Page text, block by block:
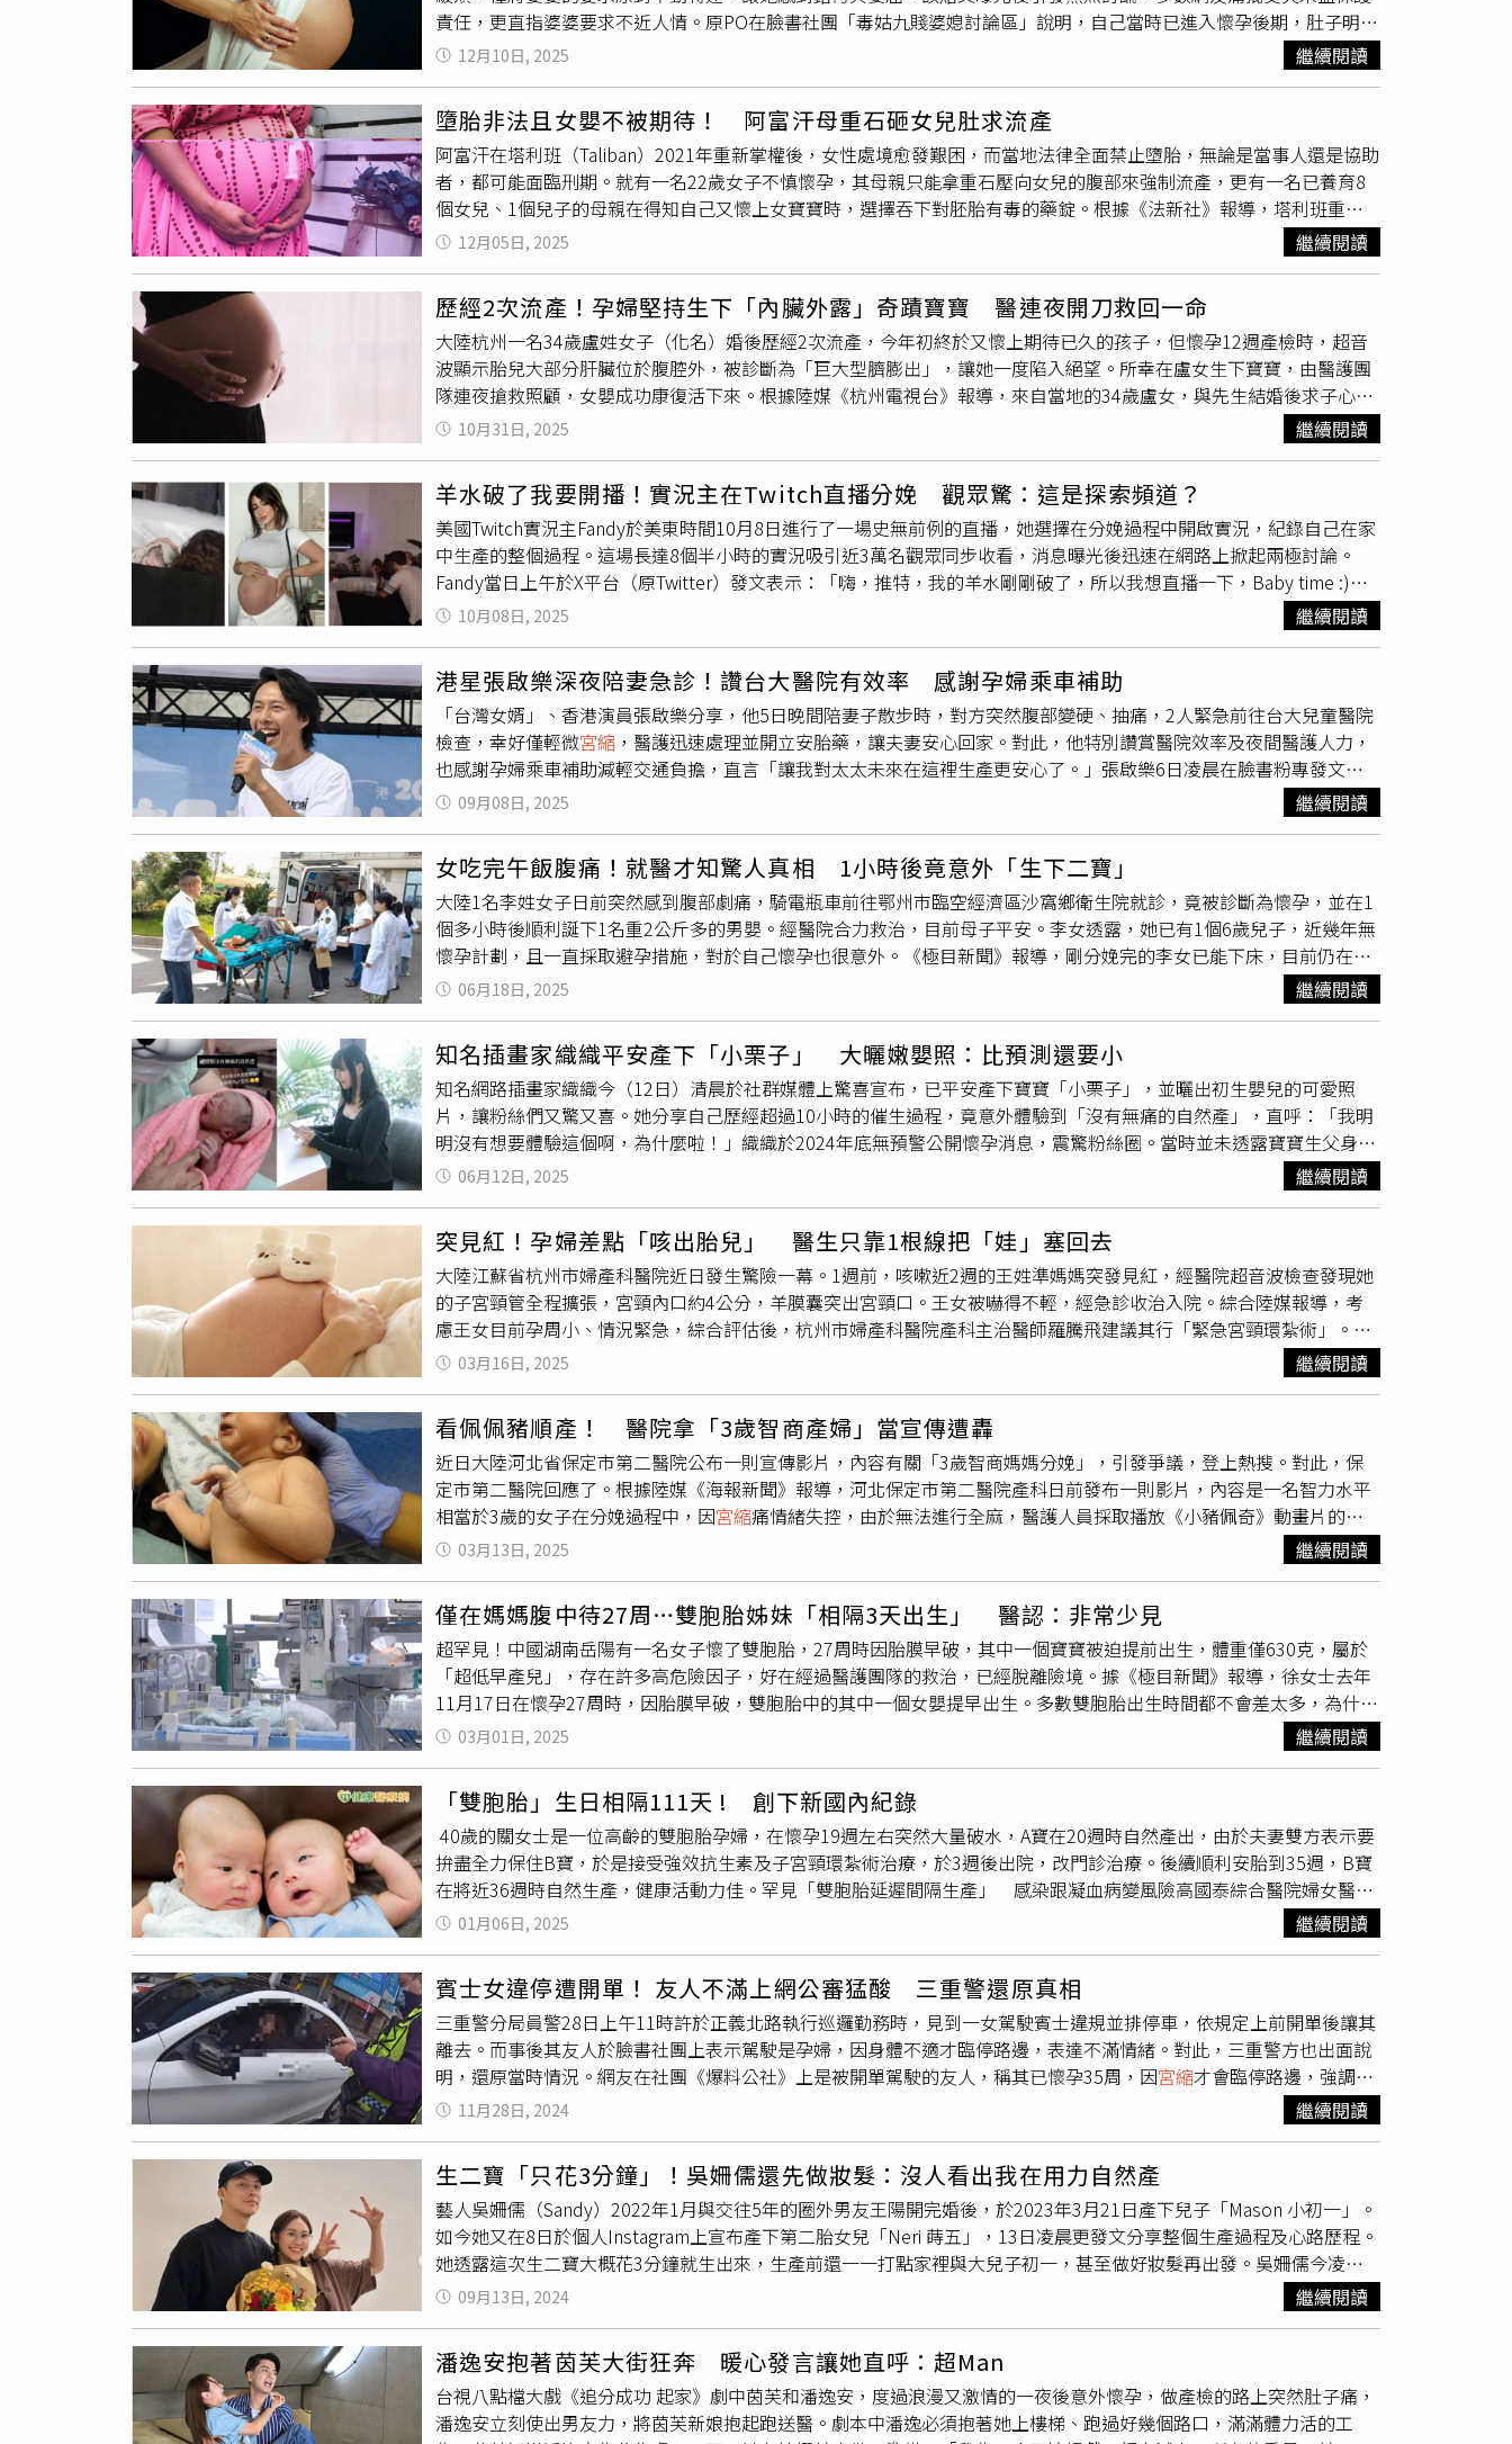
的研究顯示，藥物對於孕婦、胎兒存在危害。X級：禁用，研究顯示對於胎兒、孕婦皆存在風險，而且危害大於風險。
關於備孕及懷孕時感冒，常見3個疑問一次解析！ Ｑ.若服用了感冒藥才發現懷孕怎麼辦？王儷璇解釋，其實女性和媽媽
們不用過於擔心，一般而言，多數常見感冒藥對於生理以及胎兒健康影響不大，不過建議再回診時可保留藥單提供給婦
產科醫師作爲參考及評估。Ｑ.除了透過飲食、補充保健品，還能如何增加保護力？預防勝於治療，完整接種疫苗是降低
感染後重症風險的關鍵，包括每年定期接種流感疫苗、準媽媽在懷孕28至36週時建議接種百日咳疫苗，另外也可維持新
冠疫苗追加劑的更新等，以降低重症風險。Ｑ.懷孕時感染流感，可能更嚴重嗎？是的，孕婦是流感的高危險族群之一，
其中，研究也顯示，孕婦感染流感的重症風險是一般人的4至5倍，主要因懷孕期間生理機能、免疫系統等改變，會讓風
險比一般人顯著增加，因此平時應做好防護工作（包括接種疫苗），若出現發燒、呼吸困難等症狀時，應立即就醫。王
儷璇也提到，懷孕會引發顯著的心肺與免疫系統變化，包括心率增加、肺容積減少以及免疫反應的改變，這些變化提高
了發生嚴重流感後果的易感性，例如：住院、入住加護病房 (ICU)、呼吸衰竭及死亡。 備孕和懷孕期間感冒必5大的居家
照護！1.持續補充營養素：無論備孕或懷孕期間最重要就是維持良好的生理環境以及胎兒生長環境，因此應持續補充葉
酸、維生素D等營養素，維持免疫力。2.呼吸道以及喉嚨照護：像善用生理食鹽水洗鼻，減輕鼻塞等不適症狀，睡覺時也
可墊高枕頭，減少鼻涕倒流引發的夜間咳嗽；另外也可使用溫鹽水漱口，降低喉嚨發炎反應，並保持室內一定濕度，減
少氣管敏感的機率。3.多補充水分：建議每天飲用2000c.c.以上的溫水，並以少量多次補充，但若本身心臟、腎臟有問
題，建議尋求專業的醫師或營養師。4.維持充足睡眠：睡眠對於抵抗病毒、維持免疫力也有幫助，建議每日可保持 7至9
小時睡眠較佳。5.清淡且均衡飲食：王儷璇提醒，建議以「原型食物」作為日常飲食原則，包括鮭魚、鱈魚、牛奶、豆
漿等蛋白質飲食，搭配富含天然維生素C的芭樂、奇異果以及蔬菜等，以維持體能補充。資料來源：臺灣大學醫學院附
設醫院-衛教資料Pregnancy Medications
命。因此，對於超高齡生育，醫界普遍持審慎態度，並強調需進行完整評估與嚴密醫療監護。
責任，更直指婆婆要求不近人情。原PO在臉書社團「毒姑九賤婆媳討論區」說明，自己當時已進入懷孕後期，肚子明顯
隆起，行動重心不穩，加上家中樓梯狹小又陡峭，若進行打掃，極有可能發生跌倒意外。她表示，並不認為懷孕就必須
完全停止做家事，但掃樓梯屬於高風險動作，在臨盆階段尤其不適合，卻仍被要求負責整棟樓的清潔，讓她內心相當不
安。她也提到，該項要求並非婆婆親口向她提出，而是由丈夫「轉達」，但過程中並未替她考量身體狀況，也未主動表
示願意代為處理，形同默認此事為她應盡的責任。原PO無奈表示，對於丈夫未能站在保護妻子與胎兒的立場發聲，感到
相當失望。貼文一出，立即湧入大量網友留言，多數回應皆力挺原PO，認為丈夫與婆婆的做法欠缺基本體諒。有人怒
批：「妳老公沒手嗎？不會自己去掃？」「38週還叫人掃樓梯，是不怕出事嗎？」也有網友直言：「這不是家務問題，
而是安全問題。」部分網友指出，樓梯清潔涉及上下移動、彎腰與重心不穩，對孕婦而言風險極高，建議原PO應直接拒
絕，以免發生不可挽回的後果。亦有留言表示：「拒絕不等於不孝，是對自己與孩子負責。」「如果連這點都不替妳
擋，那以後只會更糟。」另有不少網友分享自身經驗，提及曾在孕期被要求搬重物、清洗高處、長時間站立，結果導致
宮縮或受傷，直言孕期後段應以安全為首要，家務責任本應由家中其他成員共同分擔。也有少數人持不同看法，認為若
孕婦身體狀況允許，從事簡單家務未必不妥，但仍多數共識認為，「掃樓梯」並非輕度勞動，更不適合臨盆在即的孕婦
從事。該篇貼文持續發酵，也引發網友對夫妻責任、婆媳權力結構與孕期勞動界線的討論。有留言直指，真正的問題並
不在於「掃不掃」，而在於家中是否有人願意承擔責任，以及是否將孕婦的安全放在第一位。
12月10日, 2025 繼續閱讀
墮胎非法且女嬰不被期待！ 阿富汗母重石砸女兒肚求流產
阿富汗在塔利班（Taliban）2021年重新掌權後，女性處境愈發艱困，而當地法律全面禁止墮胎，無論是當事人還是協助
者，都可能面臨刑期。就有一名22歲女子不慎懷孕，其母親只能拿重石壓向女兒的腹部來強制流產，更有一名已養育8
個女兒、1個兒子的母親在得知自己又懷上女寶寶時，選擇吞下對胚胎有毒的藥錠。根據《法新社》報導，塔利班重掌
政權後，阿富汗女性被禁止讀中學、大學，也不能從事大部分工作，導致女性在家庭中的價值大幅降低。一名35歲婦女
芭哈拉（Bahara）表示，她已經生了4個女兒，日前她又懷上孩子，失業的丈夫命令她「想辦法」，擔心又有第5個女
孩，至少還能上學、工作。」芭哈拉說，一名醫師以「如果有人發現，我們全都會坐牢」為由拒絕她，於是她聽從鄰居
建議，花費約2美元買了一種由錦葵類植物製成、能引發 宮縮的草藥茶，沒想到她喝下後大量出血，送醫時謊稱是因摔
倒受傷，雖然醫護人員一看就知道不是真的，卻沒有檢舉她，醫生團隊也替她清除了胎兒殘骸，但她身體至今仍虛弱。
美國加利福尼亞州立理工大學波莫納分校（California State Polytechnic University, Pomona）民族植物學家馬安德拉德
（Guadalupe Maldonado Andrade）指出，這類植物可能「非常危險」，用法錯誤可能導致器官嚴重損傷及大量出血。
另一名女子妮薩（Nesa），已經育有8個女兒、1個兒子，在懷孕4個月後發現胚胎是女性，當時她懇求一家診所幫忙墮
胎，結果對方開價130歐元，最終她只能選擇吃下對胚胎有毒的藥錠，「我知道如果我丈夫知道了，他會把我趕出家
門，他覺得男孩更好。」22歲的瑪麗安（Mariam）因婚外情懷孕，其母親聯繫診所協助墮胎，由於對方開價太高，母親
便直接以重石砸在她的肚子上，讓她能順利流產。在阿富汗，墮胎皆是高度禁忌，不僅可能被逮捕，也可能遭社會嚴重
汙名，甚至會出現「榮譽謀殺」的殺害女性事件。儘管衛生部官員聲稱受影響女性「不多」，但醫界人士透露，政府近
來頻繁檢查醫院是否暗中進行墮胎，使婦女更不敢尋求醫療協助，反而讓「祕密墮胎」愈加普遍。報導指出，阿富汗是
全球孕產婦及嬰兒死亡率最高的國家之一，但塔利班在2024年起，便禁止年輕女性在醫學院接受助產士或護理訓練，恐
讓情況雪上加霜。阿富汗是全球孕產婦和嬰兒死亡率最高的國家之一，自去年以來，年輕女性被禁止在醫學院接受助產
士或護理師培訓。根據美國非政府組織「生育自主權中心」（Center for Reproductive Rights）數據顯示，全球僅3分
之1的女性生活在允許依需求墮胎的國家，該組織也估計，非法墮胎每年導致全球約3萬9000人死亡。
12月05日, 2025 繼續閱讀
歷經2次流產！孕婦堅持生下「內臟外露」奇蹟寶寶 醫連夜開刀救回一命
大陸杭州一名34歲盧姓女子（化名）婚後歷經2次流產，今年初終於又懷上期待已久的孩子，但懷孕12週產檢時，超音
波顯示胎兒大部分肝臟位於腹腔外，被診斷為「巨大型臍膨出」，讓她一度陷入絕望。所幸在盧女生下寶寶，由醫護團
隊連夜搶救照顧，女嬰成功康復活下來。根據陸媒《杭州電視台》報導，來自當地的34歲盧女，與先生結婚後求子心
切，但歷經2次流產，今年好不容易又懷孕，怎料，產檢發現胎兒臟器在腹腔外，她原以為必須放棄、又失去一個孩
子，所幸醫師的一句「有希望」，讓她決定勇敢生下寶寶。盧女隨後求助於杭州市兒童醫院院長、上海交通大學醫學院
附屬新華醫院小兒外科權威王俊教授。王俊指出，盧女的狀況是臍膨出，胚胎6至10週腹壁發育不全所致的先天性畸
形，腹腔器官會從缺口突出，僅以薄膜包覆。若能排除染色體異常與其他重大缺陷，可透過手術治療。醫院隨即組成多
學科醫療團隊，由產科、母胎醫學、新生兒外科及麻醉科專家共同照護。盧女懷孕期間狀況穩定，預定在孕37週進行剖
腹產，未料手術前一晚盧女突然出現宮縮，團隊緊急啟動搶救。手術過程中，嬰兒出生後哭聲微弱、膚色發紺，經吸痰
與正壓通氣後狀況好轉。僅19分鐘後，醫師即將新生兒轉送手術室。檢查發現，嬰兒部分肝臟自約5至6公分的腹壁缺口
突出，經醫護團隊徹夜搶救，一期修補手術在凌晨2時順利完成，這是杭州市婦女兒童醫療集團首例在產房同場完成的
臍膨出手術。術後23天，女嬰陸續脫離呼吸器、胃管與感染風險，最終成功康復。王俊表示，臍膨出的治療依缺口大小
分為「一期」與「二期」修補術，嚴重病例需分階段重建腹壁。至今杭州市婦女兒童醫療集團多學科團隊已為逾300名
胎兒異常孕婦提供會診與手術，成功搶救多名罕見病新生兒，讓無數家庭重燃希望。
10月31日, 2025 繼續閱讀
羊水破了我要開播！實況主在Twitch直播分娩 觀眾驚：這是探索頻道？
美國Twitch實況主Fandy於美東時間10月8日進行了一場史無前例的直播，她選擇在分娩過程中開啟實況，紀錄自己在家
中生產的整個過程。這場長達8個半小時的實況吸引近3萬名觀眾同步收看，消息曝光後迅速在網路上掀起兩極討論。
Fandy當日上午於X平台（原Twitter）發文表示：「嗨，推特，我的羊水剛剛破了，所以我想直播一下，Baby time :)」
並附上Twitch直播連結。直播啟動後，她一邊經歷
陣痛，一邊與聊天室觀眾互動，過程中甚至不忘開玩笑喊道：
「我等她等好久了！快點滾出來！」現場有醫療團隊、伴侶與友人全程陪伴，協助呼吸與情緒安撫，氣氛溫馨又緊湊。
最令人意外的是，Twitch執行長丹‧克蘭西（Dan Clancy）也現身聊天室，親自留言：「Fandy，祝妳好運並恭喜妳！
願妳在這段旅程中一切順利。」聊天室內立刻被「PogChamp」表情符號刷屏，觀眾紛紛留言表示震驚與祝賀。Fandy
最終於當天下午近4點順利產下女嬰Luna，可能成為Twitch史上首位全程直播分娩並成功生產的女性實況主。隨後，直
播片段迅速在各大社群平台瘋傳。然而，這場直播也引發不少爭議與道德討論。有網友質疑「什麼都要開直播嗎？」
「這是探索頻道嗎？」「難道沒人擔心這會成為危險的先例？」也有觀眾用幽默方式留言：「小孩出生第一句話應該是
『謝謝你的50個訂閱』。」、「Twitch是不是該考慮新增『分娩』分類？」此事件不僅再次模糊了實況平台「現實生活
內容（IRL）」的邊界，也掀起了對私領域公開程度的重新思考。雖然外界反應褒貶不一，但這場分娩實況無疑已成為
Twitch平台史上最具話題與爭議性的直播之一。Twitch CEO Dan Clancy罕見現身聊天室留言祝賀，掀起現場高潮。（圖
／翻攝自X，@fandybtw）
10月08日, 2025 繼續閱讀
港星張啟樂深夜陪妻急診！讚台大醫院有效率 感謝孕婦乘車補助
「台灣女婿」、香港演員張啟樂分享，他5日晚間陪妻子散步時，對方突然腹部變硬、抽痛，2人緊急前往台大兒童醫院
檢查，幸好僅輕微宮縮 ，醫護迅速處理並開立安胎藥，讓夫妻安心回家。對此，他特別讚賞醫院效率及夜間醫護人力，
也感謝孕婦乘車補助減輕交通負擔，直言「讓我對太太未來在這裡生產更安心了。」張啟樂6日凌晨在臉書粉專發文分
享，自從醫生建議太太每餐飯後要散步1小時，他便養成了固定陪伴她散步的習慣。然而，近來幾次散步時，妻子常常
走到一半就覺得肚子變硬，略帶不適。過去通常只要稍微坐下休息便能緩解，但5日晚上的情況卻不同。當晚大約9點45
分，2人散步快結束時，妻子再度感到腹部變硬，甚至還出現抽痛。他們先在路邊找地方坐下休息，但情況沒有改善，
於是又換到一處平台讓她能平躺。幾次以為狀況好轉，但只要妻子一坐起來又再次出現緊繃與硬化的情形。這種時好時
壞的狀態持續了將近半小時，讓張啟樂意識到情況不太對勁，便決定叫計程車直奔台大兒童醫院。（圖／翻攝自
Facebook／港仔張啟樂的臺灣生活）大約在晚上10點50分下車，不到11點妻子就已進入產房檢查。護理師立即為她接
上胎兒監測器，並叮囑只要感到不適就按下紀錄按鈕。隨後，醫師先開立一次安胎藥，並進行陰道與腹部超音波檢查。
幸好沒有大礙，只是發現輕微
。整個檢查持續約1小時，最後醫生還開了安胎藥讓妻子帶回家繼續服用。在產房櫃
檯結帳時，醫院只收現金，不過院內相當便利，1樓設有ATM，地下1樓還有24小時超商與銀行提款機。處理完所有流
程，2人搭車回家時已是凌晨12點半左右。張啟樂在文中提到，這次經驗讓他深刻感受到台大醫院的效率與專業，即使
在深夜，仍有至少4、5位護理師與醫師能即時處理太太的突發狀況，讓他對太太未來在這裡生產更感安心。他也特別感
謝台灣政府提供的孕婦乘車補助，讓這趟往返醫院的計程車費用都能抵用，實際減輕了不少負擔。
09月08日, 2025 繼續閱讀
女吃完午飯腹痛！就醫才知驚人真相 1小時後竟意外「生下二寶」
大陸1名李姓女子日前突然感到腹部劇痛，騎電瓶車前往鄂州市臨空經濟區沙窩鄉衛生院就診，竟被診斷為懷孕，並在1
個多小時後順利誕下1名重2公斤多的男嬰。經醫院合力救治，目前母子平安。李女透露，她已有1個6歲兒子，近幾年無
懷孕計劃，且一直採取避孕措施，對於自己懷孕也很意外。《極目新聞》報導，剛分娩完的李女已能下床，目前仍在鄂
州市中心醫院婦產科病房觀察中，身體狀況良好，嬰兒則由醫院護理師照顧。李女回憶，她的月經向來不規律，16日吃
完午飯後感到有些腹痛，便獨自騎電瓶車到沙窩鄉衛生院就診，在進行超音波檢查時，突然腹痛加劇，出現有規律的宮
並破水。面對緊急情況，沙窩鄉衛生院協調婦產科、檢驗科、全科醫學科等多個科室，組成緊急救治團隊，全力做好
接生準備工作。與此同時，衛生院緊急呼叫救護車，為後續救治爭取時間。當天下午3時22分，患者順利誕下1名男嬰，
母子均安，隨後衛生院迅速安排患者轉診至鄂州市中心醫院，接受進一步診治。「醫生說我懷孕了，我整個人都是懵
的，根本不敢相信。」李女說，她已有1個6歲兒子，近年並無懷孕計劃，且一直採取避孕措施。更意外的是，這次分娩
過程非常快，從抵達衛生院到孩子出生，前後僅1小時左右。李女表示，由於完全不知情，懷孕期間她還照常騎電瓶車
出行，且不像初次懷孕時有孕吐等反應，或許這是孩子生命力旺盛的體現。李女的婆婆提到，因為不知道兒媳懷孕，所
以家人也沒有專門照顧她，且媳婦平時身體相當不錯，很少感冒，至於兒子則在外地打工，自己當天也在外地工作，接
到醫生電話後，才匆忙趕回鄂州照顧兒媳。沙窩鄉衛生院負責人表示，衛生院與鄂州市中心醫院長期保持著密切醫聯體
合作關係，在這次緊急救治過程中，暢通的轉診渠道和高效的協作機制，讓患者在基層衛生院得到及時有效的緊急處理
後，能夠迅速轉診至上級醫院，無縫銜接後續治療，最大程度保障了患者的生命健康安全。
06月18日, 2025 繼續閱讀
知名插畫家織織平安產下「小栗子」 大曬嫩嬰照：比預測還要小
知名網路插畫家織織今（12日）清晨於社群媒體上驚喜宣布，已平安產下寶寶「小栗子」，並曬出初生嬰兒的可愛照
片，讓粉絲們又驚又喜。她分享自己歷經超過10小時的催生過程，竟意外體驗到「沒有無痛的自然產」，直呼：「我明
明沒有想要體驗這個啊，為什麼啦！」織織於2024年底無預警公開懷孕消息，震驚粉絲圈。當時並未透露寶寶生父身
分，但整個孕期她不時透過社群平台分享心情點滴，獲得大量關注。織織距離預產期已過6天，11日她獨自前往產檢
時，醫師突然宣布可以催生，讓她措手不及，「等等就給你強制退房！」她半開玩笑地形容整個過程來得太突然，連心
理準備都還來不及。在催生過程中，織織不僅需忍受塞藥與劇烈
畫的她，最後只能躺平忍耐。經歷十多小時的煎熬後，終於在12日清晨平安生產。她也在IG上曬出寶寶的嫩嬰照，畫面
中小栗子被包裹在粉紅毛巾裡，模樣相當可愛。織織也透露，先前超音波預估寶寶體重為2700克，實際出生時卻只有
2500克，體型比預期還小。不過母子均安，也讓粉絲們紛紛獻上祝福。織織與插畫家賴賴曾有近17年的感情長跑，兩人
分手至今將近兩年。如今她迎來人生新篇章，也讓許多粉絲感動留言：「媽媽辛苦了！」、「歡迎小栗子來到世界！」
06月12日, 2025 繼續閱讀
突見紅！孕婦差點「咳出胎兒」 醫生只靠1根線把「娃」塞回去
大陸江蘇省杭州市婦產科醫院近日發生驚險一幕。1週前，咳嗽近2週的王姓準媽媽突發見紅，經醫院超音波檢查發現她
的子宮頸管全程擴張，宮頸內口約4公分，羊膜囊突出宮頸口。王女被嚇得不輕，經急診收治入院。綜合陸媒報導，考
慮王女目前孕周小、情況緊急，綜合評估後，杭州市婦產科醫院產科主治醫師羅騰飛建議其行「緊急宮頸環紮術」。手
術順利完成，術後羅騰飛施以保胎用藥的同時，積極對症止咳治療，王女的病情基本穩定，繼續妊娠中。羅騰飛說明，
與王女類似的情況並不少見，其中20％至25％妊娠中期流產，都是由於宮頸機能不全導致的。什麽是宮頸機能不全？正
能出現異常，無法有效地支撐胎兒和羊水的重量，就可能導致宮頸過早擴張，引發晚期流產或早產。醫師進一步解釋，
宮頸機能不全的原因主要有2種，首先是先天性宮頸機能不全，如子宮畸形，也可能是宮頸組織學缺陷，如膠原纖維減
少或膠原平滑肌的比率降低等；另一種則是後天性宮頸損傷，常見於分娩、引產時造成的宮頸裂傷，進行過多次子宮及
宮頸手術等。羅騰飛表示，宮頸機能不全在孕早期往往沒有不適感，而在妊娠中晚期，隨著宮腔壓力的增大，可能發生
宮頸逐漸縮短、擴張。此過程中，孕婦通常無明顯
不適，或僅有腹部輕微墜脹感，往往容易被忽略。醫生建議，注
重孕期每一次檢查，特別是有宮頸機能不全高危因素的孕婦，在懷孕16至24周間應進行動態超聲監測，檢查宮頸長度。
此外，孕期需避免劇烈運動和重體力勞動，明確宮頸機能不全的孕婦應盡量避免性生活刺激宮頸。羅騰飛提到，宮頸環
紮術是在盡量靠近子宮頸內口的地方，用線把鬆開的宮頸紮緊，為弱化的宮頸結構提供一定程度的機械承載支持，讓胎
兒能夠在子宮內繼續發育成長，是目前治療宮頸機能不全的唯一術式和有效方法。針對，在孕前或孕早期已明確診斷有
宮頸機能不全的孕婦，醫生建議在孕前或宮頸尚未發生變化前的14至16周，進行預防性宮頸環紮。在妊娠中晚期出現無
痛性宮口擴張、宮頸外口可見或未見胎膜膨出的孕婦，可選擇緊急宮頸環紮術，幫助有效延長孕周。羅騰飛特別提醒，
宮頸環紮術並非一勞永逸，要遵醫囑進行術後管理，尤其是抗感染治療，以及規律產檢。
03月16日, 2025 繼續閱讀
看佩佩豬順產！ 醫院拿「3歲智商產婦」當宣傳遭轟
近日大陸河北省保定市第二醫院公布一則宣傳影片，內容有關「3歲智商媽媽分娩」，引發爭議，登上熱搜。對此，保
定市第二醫院回應了。根據陸媒《海報新聞》報導，河北保定市第二醫院產科日前發布一則影片，內容是一名智力水平
相當於3歲的女子在分娩過程中，因宮縮痛情緒失控，由於無法進行全麻，醫護人員採取播放《小豬佩奇》動畫片的方
式安撫，最終順利完成分娩，母子平安。消息曝光後，網路輿論炸鍋，不少人質疑「把恐怖當有趣，還拿來宣傳給自己
貼金」、「到底警方介入此案了嗎」。對此，保定市第二醫院表示，事件目前正在調查當中，有相關負責人跟進此事，
為此事絕不能被輕描淡寫地忽略，這不僅關乎產婦本人的權利，更可能涉及嚴重的違法犯罪行為，相關部門必須給出交
代，「試想，一個3歲的孩子能理解婚姻的意義嗎？能自主表達結婚意願嗎？恐怕連基本的語言表達能力都未必具備，
更不用說履行結婚登記的法律程序，既然如此，該女子的婚姻登記是如何通過的？」鄭植升認為，當地婚姻登記機關違
反了法律規定，辦理了一起明顯不合法的婚姻登記，這不僅是行政違法，甚至可能涉及瀆職；另外，根據法律規定，違
背婦女意志，以暴力、脅迫或其他手段發生性關係的構成強奸罪，而對於無民事行為能力人，法律未賦予其性同意能
力，這也就意味著，該女子無法合法同意性行為，因此與其發生性關係應當被認定為違背意願，從而涉嫌強奸罪。鄭植
升直言，如果事實屬實，那麽不僅丈夫與其發生性關係者涉嫌強奸罪，其背後的家人若知情甚至促成此事，亦可能構成
共同犯罪，需依法追究刑事責任。
03月13日, 2025 繼續閱讀
僅在媽媽腹中待27周…雙胞胎姊妹「相隔3天出生」 醫認：非常少見
超罕見！中國湖南岳陽有一名女子懷了雙胞胎，27周時因胎膜早破，其中一個寶寶被迫提前出生，體重僅630克，屬於
「超低早產兒」，存在許多高危險因子，好在經過醫護團隊的救治，已經脫離險境。據《極目新聞》報導，徐女士去年
11月17日在懷孕27周時，因胎膜早破，雙胞胎中的其中一個女嬰提早出生。多數雙胞胎出生時間都不會差太多，為什麼
會隔這麼久？湖南省兒童醫院新生兒科副主任醫師莊嚴指出，因為她是雙絨雙羊，有獨立的胎盤臍帶，加上胎齡比較
力度可能沒有那麼大，所以大寶出來之後，小寶繼續留在肚子裡面。由於女嬰被迫
提前出生，體重只有630克，屬於出生體重不足1000克的「超低早產兒」，各重要臟器發育極不成熟，在體溫調節中
樞、神經系統、呼吸系統、消化系統等方面，易發生一系列嚴重的併發症，出生不久就被轉入兒童重症監護病房，而另
一個寶寶胎膜完整、胎盤完好，符合延遲分娩的條件，因此留在徐女士腹中，繼續接受保胎治療。第1個寶寶屬於「超
低早產兒」。（圖／翻攝自極目新聞）到了同年的11月20日，徐女士的第2個女寶寶出生了，因為在媽媽腹中多待了3
天，接受透過母體帶來的糖皮質素、硫酸鎂等藥物的積極治療，出生後5天就擺脫呼吸機，經由醫護人員的耐心呵護，
體重從1350克增加到2570克，62天後就順利出院。不過更早出生的女嬰，治療恢復過程相對複雜，好在靠著醫護人員
的精心護理，情況一天天好轉，奶量從最開始的0.5ml慢慢增加到了52ml，體重也增加到2450克。徐女2月28日上午帶
著二寶到醫院複診，並準備接大寶回家，一家人終於迎來團聚的日子。
03月01日, 2025 繼續閱讀
「雙胞胎」生日相隔111天 ! 創下新國內紀錄
40歲的關女士是一位高齡的雙胞胎孕婦，在懷孕19週左右突然大量破水，A寶在20週時自然產出，由於夫妻雙方表示要
拚盡全力保住B寶，於是接受強效抗生素及子宮頸環紮術治療，於3週後出院，改門診治療。後續順利安胎到35週，B寶
在將近36週時自然生產，健康活動力佳。罕見「雙胞胎延遲間隔生產」 感染跟凝血病變風險高國泰綜合醫院婦女醫學
部產科陳俐瑾主任指出，雙胞胎屬於早產的高危險群，平均會在36週提前生產，若是遇到早產的情況，通常兩個寶寶會
一起分娩出，能夠間隔24小時以上才生出第二個寶寶的狀況相當罕見，在醫學上叫做雙胞胎延遲間隔生產。由於早產常
常有潛在性子宮腔感染，且生完第一個寶寶後子宮頸會打開，這些都是難以將第二個寶寶安住的原因。就算成功度過前
幾天，後續滯留在子宮腔的胎盤跟臍帶也要非常注意感染跟凝血病變的問題，因此需要密切觀察與適當治療。相差111
天 國內已知最久、出生週數最大由於沒有醫療上的常規可循，醫學文獻上報告雙胞胎延遲間隔生產超過1天以上的成
功個案數只有82例，成功機率大約不到萬分之一，平均延遲天數為數天到數週，其中最久的個案在葡萄牙，高達154
天。陳俐瑾主任表示，台灣至今成功的個案數寥寥無幾，此次成功將二寶安胎破百天應是國內已知最久、出生週數最大
的紀錄。高齡、抽菸喝酒及檳榔 早產高危險群須密集產檢 根據國健署統計，台灣早產發生率由95年的8.5%攀升至
112年的10.8%，原因可能是目前試管嬰兒雙胞胎的比例隨之增加、孕婦高齡化，或是有抽菸喝酒吃檳榔習慣，都是早
產高危險群。因此，高齡的雙胞胎孕婦平時應注意子宮收縮的情形，並建議在第二孕期(懷孕第16-24週)接受子宮頸長度
測量，密集回診產檢，以減少因早產造成寶寶的生命危險或長期性併發症。若是遇到早產徵象，包含出血、
水，應盡速到有早產兒急救能力的醫療院所就醫，盡早治療。
01月06日, 2025 繼續閱讀
賓士女違停遭開單！ 友人不滿上網公審猛酸 三重警還原真相
三重警分局員警28日上午11時許於正義北路執行巡邏勤務時，見到一女駕駛賓士違規並排停車，依規定上前開單後讓其
離去。而事後其友人於臉書社團上表示駕駛是孕婦，因身體不適才臨停路邊，表達不滿情緒。對此，三重警方也出面說
明，還原當時情況。網友在社團《爆料公社》上是被開單駕駛的友人，稱其已懷孕35周，因宮縮才會臨停路邊，強調第
一時間有告知員警，狠酸「說個笑話（人民保母）」，直指員警對於駕駛身體狀況不予理會，開單後恣意離去。警方表
示見駕駛違規後，上前依規定製單舉發，製單過程中駕駛並無向在場員警無反應有身體不適之情形，亦無向員警表示需
人遵守交通規則，避免影響他人安全；若有身體不適等需要警方協助之情形，可主動提出需求，本分局將秉持為民服務
之精神，盡全力給予協助。
11月28日, 2024 繼續閱讀
生二寶「只花3分鐘」！吳姍儒還先做妝髮：沒人看出我在用力自然產
藝人吳姍儒（Sandy）2022年1月與交往5年的圈外男友王陽開完婚後，於2023年3月21日產下兒子「Mason 小初一」。
如今她又在8日於個人Instagram上宣布產下第二胎女兒「Neri 蒔五」，13日凌晨更發文分享整個生產過程及心路歷程。
她透露這次生二寶大概花3分鐘就生出來，生產前還一一打點家裡與大兒子初一，甚至做好妝髮再出發。吳姍儒今凌晨
在Instagram上發文透露，有過一次生產經歷後，她本來希望生二寶可以「比照辦理」，結果卻發現「沒有任何一場生
命的開幕秀是可以比照辦理的。生產的體感過於獨特、隱私、個人，讓身心靈都充滿汲取經驗產生新靈感。」她也表
植物一樣有自己的時間，這女孩真的完全有她自己的時間。」吳姍儒回憶，她去醫院前白天還在逛街吃飯，伴隨著身體
奇特的酸楚，各種臨時聯繫協商，確保兒子初一有人照顧，「邊陣痛邊把家裡最後打點好，帶著宮縮的身體極快速把待
產包預備好，盤點了一下冰箱的食材，確認植栽們的方位光線與水，簡單用了晚餐，坐在舒緩瑜伽球上吃完餐點，陪初
09月13日, 2024 繼續閱讀
潘逸安抱著茵芙大街狂奔 暖心發言讓她直呼：超Man
台視八點檔大戲《追分成功 起家》劇中茵芙和潘逸安，度過浪漫又激情的一夜後意外懷孕，做產檢的路上突然肚子痛，
潘逸安立刻使出男友力，將茵芙新娘抱起跑送醫。劇本中潘逸必須抱著她上樓梯、跑過好幾個路口，滿滿體力活的工